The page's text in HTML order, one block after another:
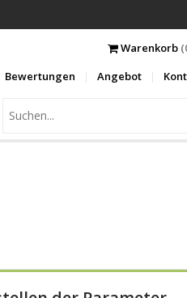
Warenkorb
Bewertungen Angebot